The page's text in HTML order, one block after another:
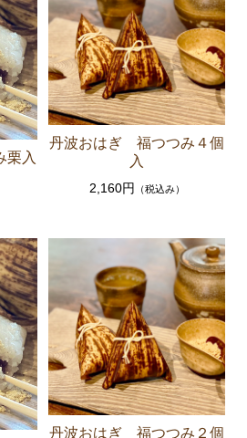
栗入
丹波おはぎ 福つつみ４個
入
2,160円 （税込み）
丹波おはぎ 福つつみ２個